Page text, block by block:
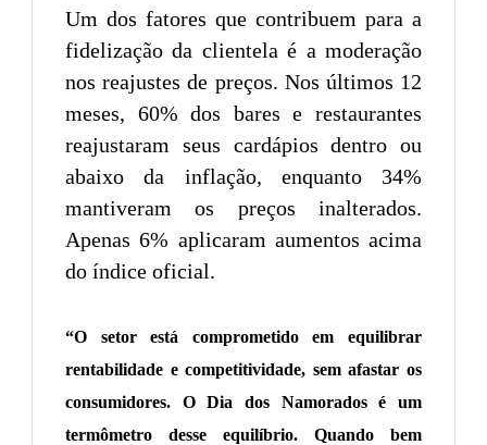
Um dos fatores que contribuem para a
fidelização da clientela é a moderação
nos reajustes de preços. Nos últimos 12
meses, 60% dos bares e restaurantes
reajustaram seus cardápios dentro ou
abaixo da inflação, enquanto 34%
mantiveram os preços inalterados.
Apenas 6% aplicaram aumentos acima
do índice oficial.
“O setor está comprometido em equilibrar
rentabilidade e competitividade, sem afastar os
consumidores. O Dia dos Namorados é um
termômetro desse equilíbrio. Quando bem